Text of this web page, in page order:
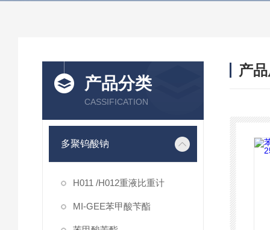
产品分类
CASSIFICATION
多聚钨酸钠
H011 /H012重液比重计
MI-GEE苯甲酸苄酯
产